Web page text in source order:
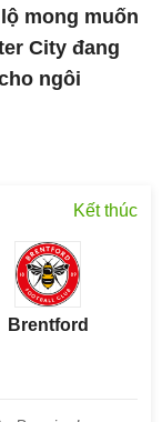
mong muốn
City đang
ngôi